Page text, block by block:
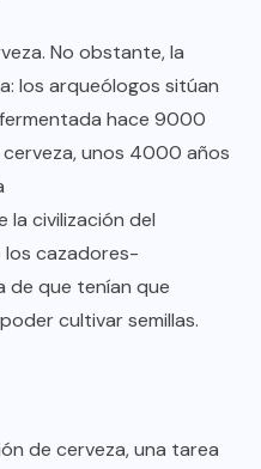
. No obstante, la
los arqueólogos sitúan
hace 9000
unos 4000 años
la civilización del
los cazadores-
de que tenían que
cultivar semillas.
de cerveza, una tarea